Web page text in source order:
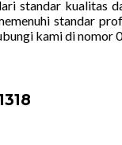
standar kualitas
standar
kami di